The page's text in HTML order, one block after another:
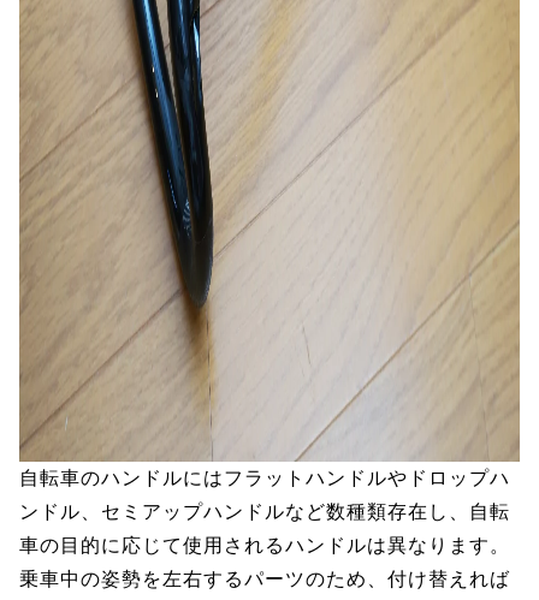
自転車のハンドルにはフラットハンドルやドロップハ
ンドル、セミアップハンドルなど数種類存在し、自転
車の目的に応じて使用されるハンドルは異なります。
乗車中の姿勢を左右するパーツのため、付け替えれば